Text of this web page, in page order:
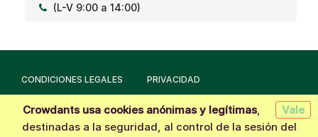
(L-V 9:00 a 14:00)
CONDICIONES LEGALES PRIVACIDAD
Hecho con la tecnología deCrowdants © 2026
Vale
Crowdants usa cookies anónimas y legítimas,
destinadas a la seguridad, al control de la sesión del